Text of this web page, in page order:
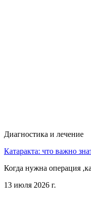
Диагностика и лечение
Катаракта: что важно
Когда нужна операция
13 июля 2026 г.